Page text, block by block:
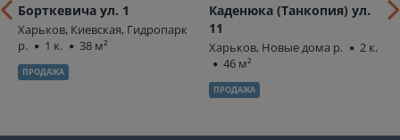
Борткевича ул. 1
Харьков, Киевская, Гидропарк
р.
1 к. 38 м²
ПРОДАЖА
Каденюка (Танкопия) ул.
11
Харьков, Новые дома р.
2 к.
46 м²
ПРОДАЖА